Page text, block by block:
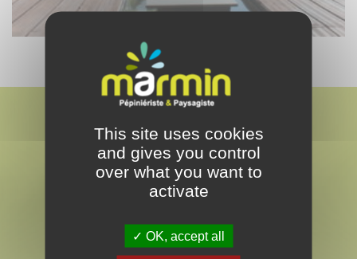
MARMIN
PAYSAGISTE & PEPINÉRISTE
EN VENDÉE
This site uses cookies
and gives you control
over what you want to
activate
OK, accept all